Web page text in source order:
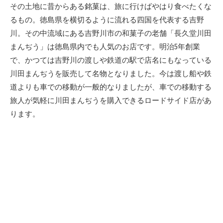
日
その土地に昔からある銘菓は、旅に行けばやはり食べたくな
るもの。徳島県を横切るように流れる四国を代表する吉野
川。その中流域にある吉野川市の和菓子の老舗「長久堂川田
まんぢう」は徳島県内でも人気のお店です。明治5年創業
で、かつては吉野川の渡しや鉄道の駅で店名にもなっている
川田まんぢうを販売して名物となりました。今は渡し船や鉄
道よりも車での移動が一般的なりましたが、車での移動する
旅人が気軽に川田まんぢうを購入できるロードサイド店があ
ります。